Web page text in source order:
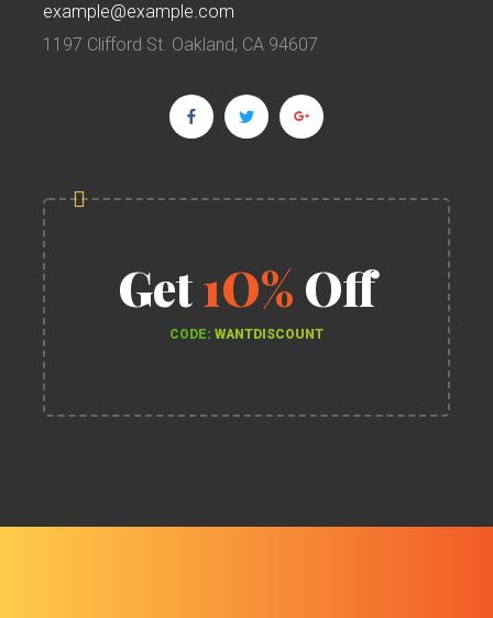
example@example.com
1197 Clifford St. Oakland, CA 94607
Get1O% Off
CODE: WANTDISCOUNT